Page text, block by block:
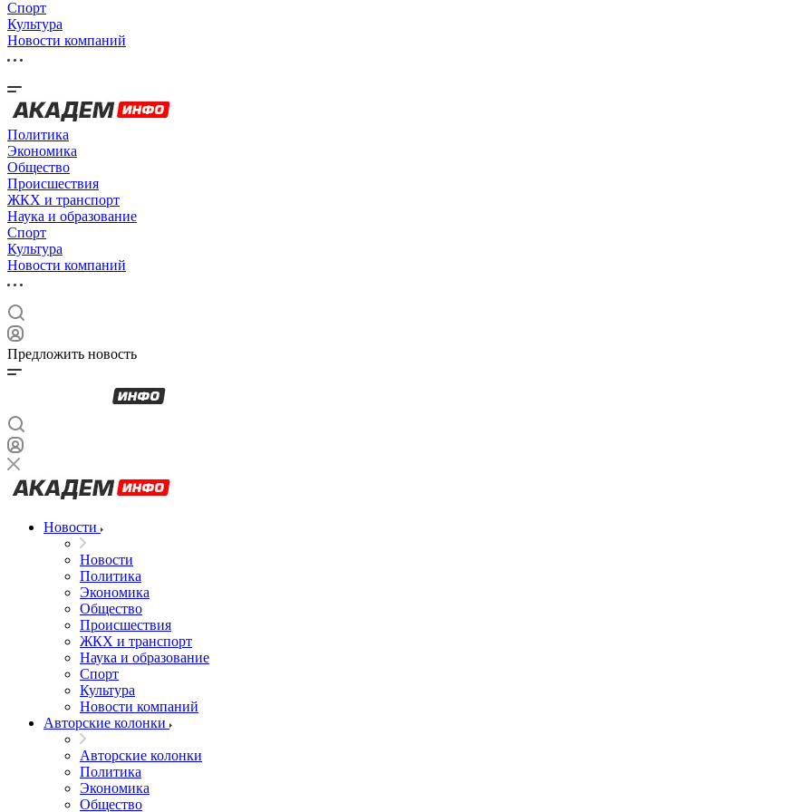
Спорт
Культура
Новости компаний
Политика
Экономика
Общество
Происшествия
ЖКХ и транспорт
Наука и образование
Спорт
Культура
Новости компаний
Предложить новость
Новости
Новости
Политика
Экономика
Общество
Происшествия
ЖКХ и транспорт
Наука и образование
Спорт
Культура
Новости компаний
Авторские колонки
Авторские колонки
Политика
Экономика
Общество